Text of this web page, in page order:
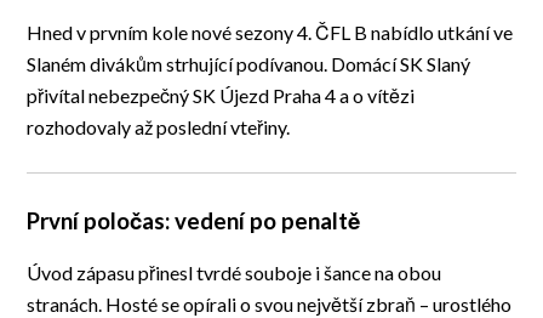
Hned v prvním kole nové sezony 4. ČFL B nabídlo utkání ve
Slaném divákům strhující podívanou. Domácí SK Slaný
přivítal nebezpečný SK Újezd Praha 4 a o vítězi
rozhodovaly až poslední vteřiny.
První poločas: vedení po penaltě
Úvod zápasu přinesl tvrdé souboje i šance na obou
stranách. Hosté se opírali o svou největší zbraň – urostlého